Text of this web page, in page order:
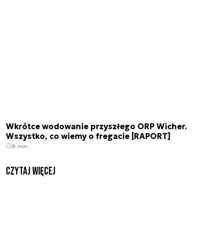
Wkrótce wodowanie przyszłego ORP Wicher.
Wszystko, co wiemy o fregacie [RAPORT]
8 min.
czytaj więcej